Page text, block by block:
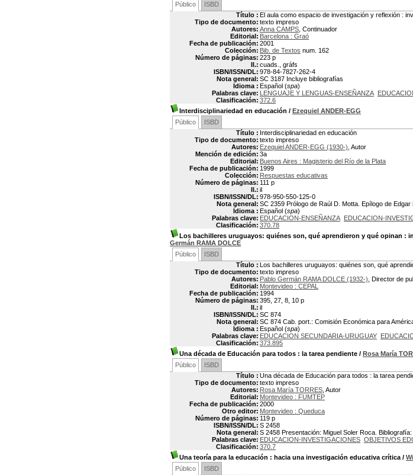
Público
ISBD
Título : El aula como espacio de investigación y reflexión :
Tipo de documento: texto impreso
Autores: Anna CAMPS , Continuador
Editorial: Barcelona : Graó
Fecha de publicación: 2001
Colección: Bib. de Textos num. 162
Número de páginas: 223 p
Il.: cuads., gráfs
ISBN/ISSN/DL: 978-84-7827-262-4
Nota general: SC 3187 Incluye bibliografías
Idioma : Español (spa)
Palabras clave: LENGUAJE Y LENGUAS-ENSEÑANZA
Clasificación: 372.6
Interdisciplinariedad en educación / Ezequiel ANDER-EGG
Público
ISBD
Título : Interdisciplinariedad en educación
Tipo de documento: texto impreso
Autores: Ezequiel ANDER-EGG (1930-) , Autor
Mención de edición: 3a
Editorial: Buenos Aires : Magisterio del Río de la Plata
Fecha de publicación: 1999
Colección: Respuestas educativas
Número de páginas: 111 p
Il.: il
ISBN/ISSN/DL: 978-950-550-125-0
Nota general: SC 2359 Prólogo de Raúl D. Motta. Epílogo de
Idioma : Español (spa)
Palabras clave: EDUCACION-ENSEÑANZA EDUCACION-
Clasificación: 370.78
Los bachilleres uruguayos: quiénes son, qué aprendieron y qué opinan :
Germán RAMA DOLCE
Público
ISBD
Título : Los bachilleres uruguayos: quiénes son, qué
Tipo de documento: texto impreso
Autores: Pablo Germán RAMA DOLCE (1932-) , Director de
Editorial: Montevideo : CEPAL
Fecha de publicación: 1994
Número de páginas: 395, 27, 8, 10 p
Il.: il
ISBN/ISSN/DL: SC 874
Nota general: SC 874 Cab. port.: Comisión Económica para
Idioma : Español (spa)
Palabras clave: EDUCACION SECUNDARIA-URUGUAY
Clasificación: 373.895
Una década de Educación para todos : la tarea pendiente / Rosa María
Público
ISBD
Título : Una década de Educación para todos : la tarea
Tipo de documento: texto impreso
Autores: Rosa María TORRES , Autor
Editorial: Montevideo : FUMTEP
Fecha de publicación: 2000
Otro editor: Montevideo : Queduca
Número de páginas: 119 p
ISBN/ISSN/DL: S 2458
Nota general: S 2458 Presentación: Miguel Soler Roca.
Palabras clave: EDUCACION-INVESTIGACIONES OBJETIVOS
Clasificación: 370.7
Una teoría para la educación : hacia una investigación educativa crítica /
Público
ISBD